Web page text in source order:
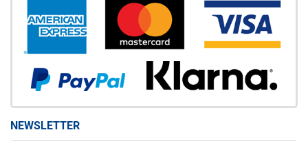
NEWSLETTER